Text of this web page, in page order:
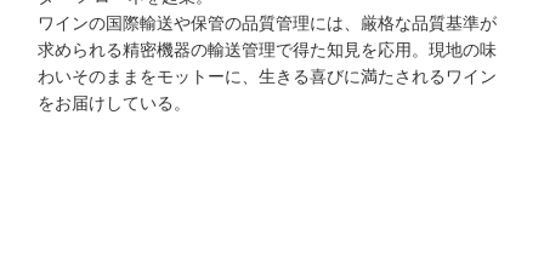
ワインの国際輸送や保管の品質管理には、厳格な品質基準が
求められる精密機器の輸送管理で得た知見を応用。現地の味
わいそのままをモットーに、生きる喜びに満たされるワイン
をお届けしている。